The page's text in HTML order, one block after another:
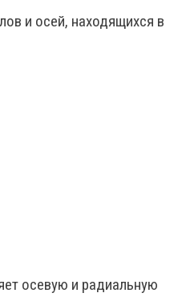
и осей, находящихся в
осевую и радиальную